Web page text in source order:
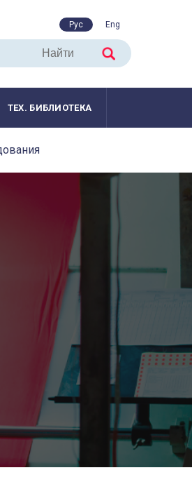
Рус Eng
ТЕХ. БИБЛИОТЕКА